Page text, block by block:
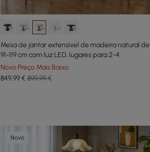
Mesa de jantar extensível de madeira natural de
91-119 cm com luz LED, lugares para 2-4
Novo Preço Mais Baixo
849,99€ 899,99 €
Novo